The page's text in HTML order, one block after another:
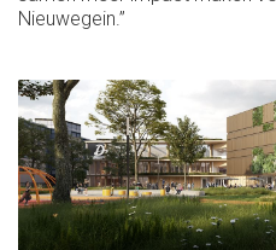
Nieuwegein.”